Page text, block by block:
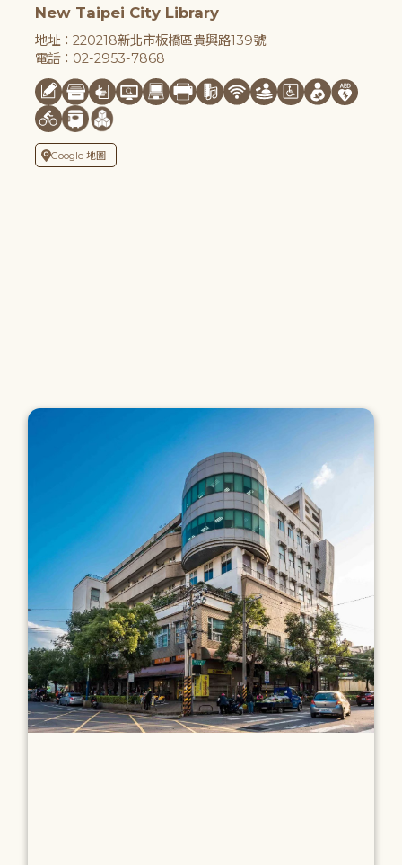
New Taipei City Library
地址：220218新北市板橋區貴興路139號
電話：02-2953-7868
Google 地圖